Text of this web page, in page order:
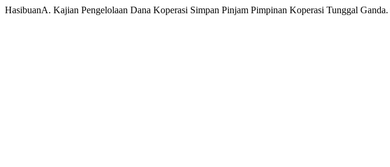
HasibuanA. Kajian Pengelolaan Dana Koperasi Simpan Pinjam Pimpinan Koperasi Tunggal Ganda.